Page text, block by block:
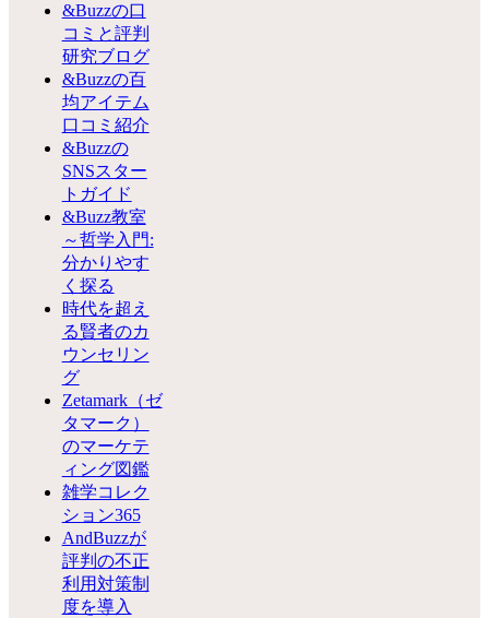
&Buzzの口
コミと評判
研究ブログ
&Buzzの百
均アイテム
口コミ紹介
&Buzzの
SNSスター
トガイド
&Buzz教室
～哲学入門:
分かりやす
く探る
時代を超え
る賢者のカ
ウンセリン
グ
Zetamark（ゼ
タマーク）
のマーケテ
ィング図鑑
雑学コレク
ション365
AndBuzzが
評判の不正
利用対策制
度を導入